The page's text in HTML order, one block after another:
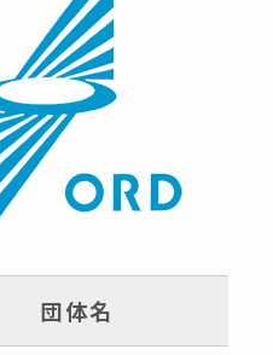
団体名